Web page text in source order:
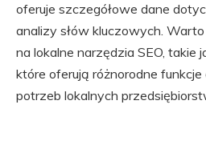
oferuje szczegółowe dane
analizy słów kluczowych.
na lokalne narzędzia SEO, takie
które oferują różnorodne
potrzeb lokalnych